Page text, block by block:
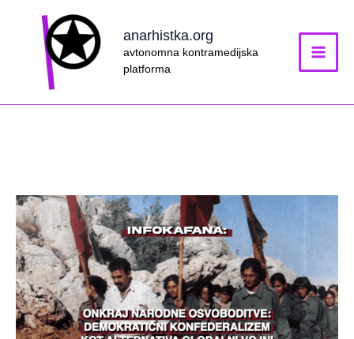
anarhistka.org
avtonomna kontramedijska
platforma